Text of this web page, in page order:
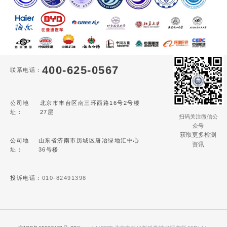
联系电话： 400-625-0567
公司地
址：
北京市丰台区南三环西路16号2号楼
27层
公司地
址：
山东省济南市历城区唐冶绿地汇中心
36号楼
投诉电话： 010-82491398
扫码关注微信公
众号
获取更多检测
资讯